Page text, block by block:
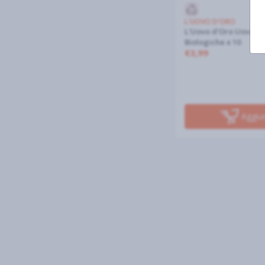
L'UOVO D'ORO
L'Uovo d'Oro Uova
Biologiche x 10
€3,99